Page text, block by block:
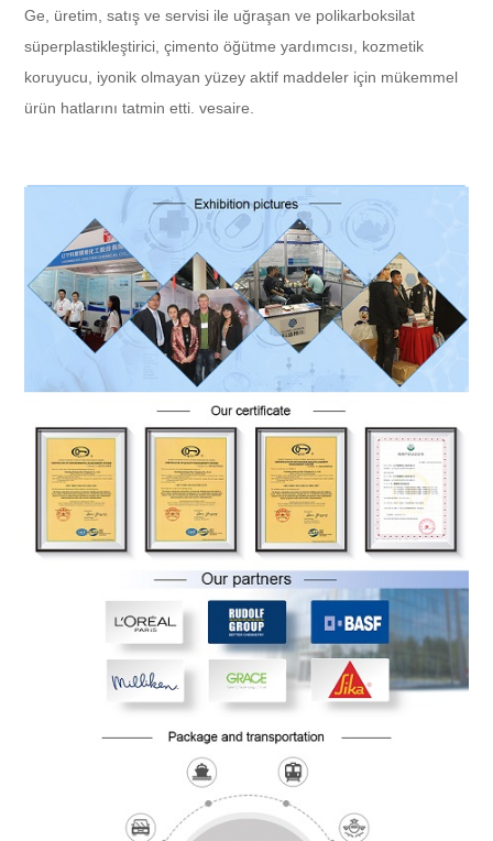
Ge, üretim, satış ve servisi ile uğraşan ve polikarboksilat
süperplastikleştirici, çimento öğütme yardımcısı, kozmetik
koruyucu, iyonik olmayan yüzey aktif maddeler için mükemmel
ürün hatlarını tatmin etti. vesaire.